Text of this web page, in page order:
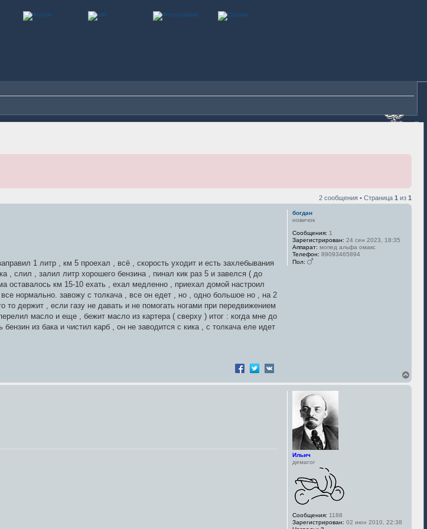
2 сообщения • Страница 1 из 1
богдан
новичок
Сообщения: 1
Зарегистрирован: 24 сен 2023, 18:35
Аппарат: мопед альфа омакс
Телефон: 89093465894
Пол:
1 литр , км 5 проехал , всё , скорость уходит и есть захлебывания
, слил , залил литр хорошего бензина , пинал кик раз 5 и завелся ( до
оставалось км 15-10 ехать , ехал медленно , приехал домой настроил
нормально. завожу с толкача , все он едет , но , одно большое но , на 2
держит , если газу не давать и не помогать ногами при передвижением
масло и еще , бежит масло из картера ( сверху ) итог : когда мне до
из бака и чистил карб , он не заводится с кика , с толкача еле идет
Ильич
демагог
Сообщения: 1188
Зарегистрирован: 02 июн 2010, 22:38